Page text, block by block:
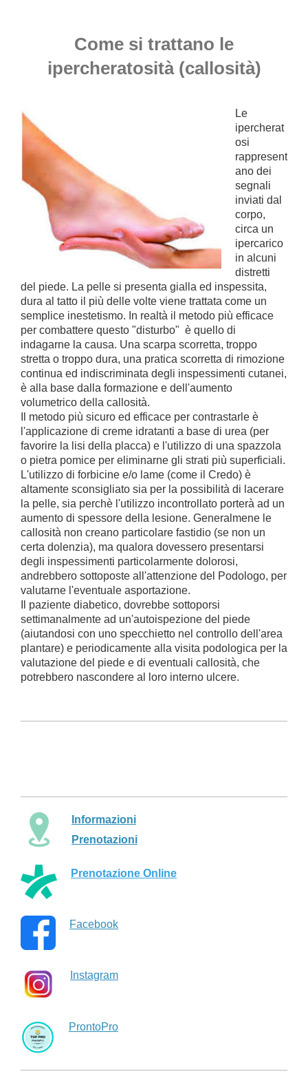
Come si trattano le
ipercheratosità (callosità)
Le
ipercherat
osi
rappresent
ano dei
segnali
inviati dal
corpo,
circa un
ipercarico
in alcuni
distretti
del piede. La pelle si presenta gialla ed inspessita,
dura al tatto il più delle volte viene trattata come un
semplice inestetismo. In realtà il metodo più efficace
per combattere questo "disturbo" è quello di
indagarne la causa. Una scarpa scorretta, troppo
stretta o troppo dura, una pratica scorretta di rimozione
continua ed indiscriminata degli inspessimenti cutanei,
è alla base dalla formazione e dell'aumento
volumetrico della callosità.
Il metodo più sicuro ed efficace per contrastarle è
l'applicazione di creme idratanti a base di urea (per
favorire la lisi della placca) e l'utilizzo di una spazzola
o pietra pomice per eliminarne gli strati più superficiali.
L'utilizzo di forbicine e/o lame (come il Credo) è
altamente sconsigliato sia per la possibilità di lacerare
la pelle, sia perchè l'utilizzo incontrollato porterà ad un
aumento di spessore della lesione. Generalmene le
callosità non creano particolare fastidio (se non un
certa dolenzia), ma qualora dovessero presentarsi
degli inspessimenti particolarmente dolorosi,
andrebbero sottoposte all'attenzione del Podologo, per
valutarne l'eventuale asportazione.
Il paziente diabetico, dovrebbe sottoporsi
settimanalmente ad un'autoispezione del piede
(aiutandosi con uno specchietto nel controllo dell'area
plantare) e periodicamente alla visita podologica per la
valutazione del piede e di eventuali callosità, che
potrebbero nascondere al loro interno ulcere.
Informazioni
Prenotazioni
Prenotazione Online
Facebook
Instagram
ProntoPro